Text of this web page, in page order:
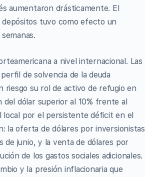
aumentaron drásticamente. El
tuvo como efecto un
a nivel internacional. Las
de solvencia de la deuda
riesgo su rol de activo de refugio en
dólar superior al 10% frente al
local por el persistente déficit en el
la oferta de dólares por inversionistas
de junio, y la venta de dólares por
de los gastos sociales adicionales.
y la presión inflacionaria que